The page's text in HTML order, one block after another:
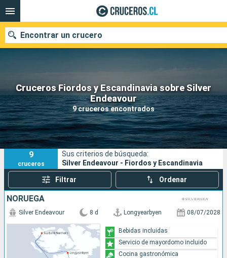
Cruceros Fiordos y Escandinavia sobre Silver
Endeavour
9 cruceros encontrados
Encontrar un crucero
Nuestros destinos
Fecha de salida
Puertos Compañías
Buscar
9
cruceros
Sus criterios de búsqueda:
Silver Endeavour - Fiordos y Escandinavia
Filtrar Ordenar
NORUEGA
Silver Endeavour 8 d Longyearbyen 08/07/2028
Bebidas incluidas
Servicio de mayordomo incluido
Cocina gastronómica